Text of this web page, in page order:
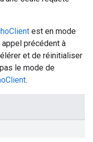
est en mode
précédent à
et de réinitialiser
le mode de
.